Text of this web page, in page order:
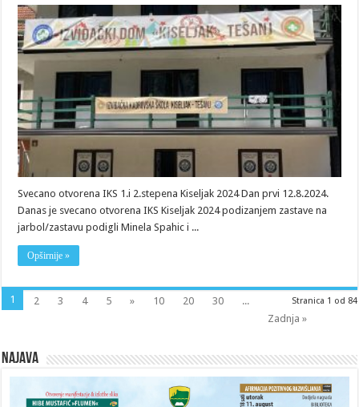
kadrovska
skola
2024
Svecano otvorena IKS 1.i 2.stepena Kiseljak 2024 Dan prvi 12.8.2024.
Danas je svecano otvorena IKS Kiseljak 2024 podizanjem zastave na
jarbol/zastavu podigli Minela Spahic i ...
Opširnije »
Stranica 1 od 84
1 2 3 4 5 » 10 20 30
...
Zadnja »
Najava